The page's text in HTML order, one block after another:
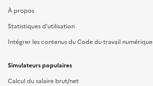
À propos
Statistiques d'utilisation
Intégrer les contenus du Code du travail numérique
Simulateurs populaires
Calcul du salaire brut/net